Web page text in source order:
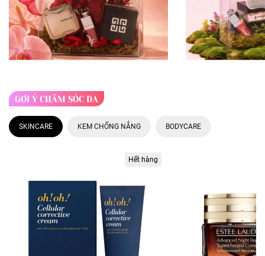
GỢI Ý CHĂM SÓC DA
SKINCARE KEM CHỐNG NẮNG BODYCARE
Hết hàng